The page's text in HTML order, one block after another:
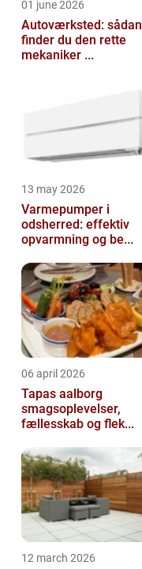
01 june 2026
Autoværksted: sådan
finder du den rette
mekaniker ...
13 may 2026
Varmepumper i
odsherred: effektiv
opvarmning og be...
06 april 2026
Tapas aalborg
smagsoplevelser,
fællesskab og flek...
12 march 2026